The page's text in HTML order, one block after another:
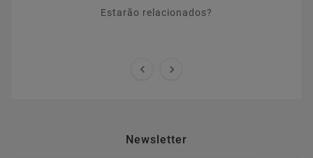
Estarão relacionados?
 
Newsletter